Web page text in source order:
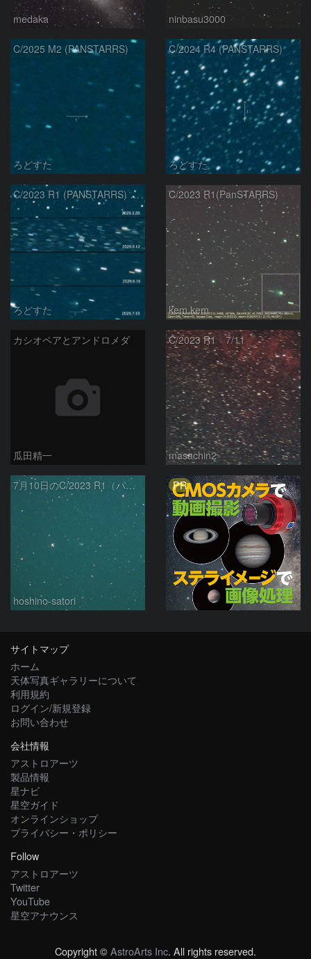
medaka ninbasu3000
C/2025 M2 (PANSTARRS)
ろどすた
C/2024 R4 (PANSTARRS)
ろどすた
C/2023 R1 (PANSTARRS) の変化
ろどすた
C/2023 R1(PanSTARRS)
kem.kem
カシオペアとアンドロメダ
瓜田精一
C/2023 R1 7/11
masachin2
7月10日のC/2023 R1（パンスターズ彗星）
hoshino-satori
PR
サイトマップ
ホーム
天体写真ギャラリーについて
利用規約
ログイン/新規登録
お問い合わせ
会社情報
アストロアーツ
製品情報
星ナビ
星空ガイド
オンラインショップ
プライバシー・ポリシー
Follow
アストロアーツ
Twitter
YouTube
星空アナウンス
Copyright ©AstroArts Inc. All rights reserved.